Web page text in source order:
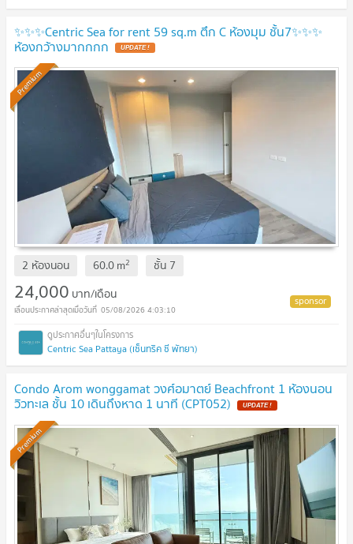
✨✨✨Centric Sea for rent 59 sq.m ตึก C ห้องมุม ชั้น7✨✨✨
ห้องกว้างมากกกก
Premium
2 ห้องนอน 60.0m2 ชั้น 7
24,000 บาท/เดือน
05/08/2026 4:03:10
Centric Sea Pattaya (เซ็นทริค ซี พัทยา)
Condo Arom wonggamat วงศ์อมาตย์ Beachfront 1 ห้องนอน
วิวทะเล ชั้น 10 เดินถึงหาด 1 นาที (CPT052)
Premium